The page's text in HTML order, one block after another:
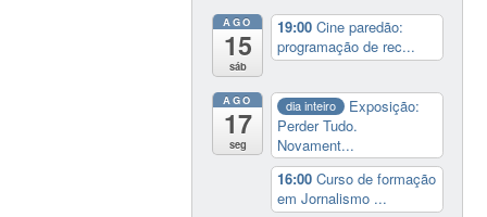
AGO
15
sáb
19:00Cine paredão:
programação de rec...
AGO
17
seg
dia inteiro
Exposição:
Perder Tudo.
Novament...
16:00Curso de formação
em Jornalismo ...